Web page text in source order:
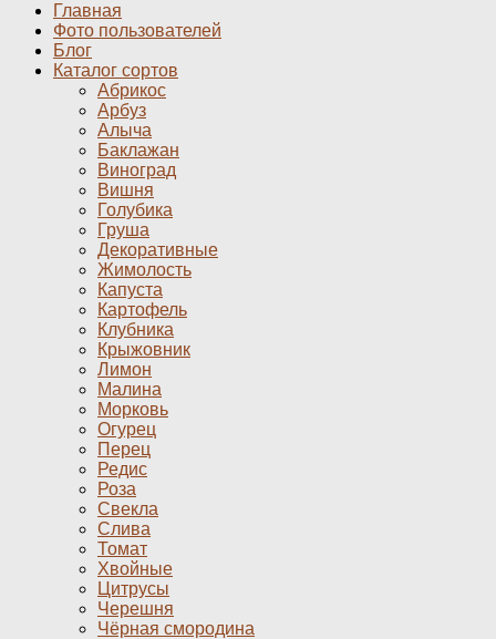
Главная
Фото пользователей
Блог
Каталог сортов
Абрикос
Арбуз
Алыча
Баклажан
Виноград
Вишня
Голубика
Груша
Декоративные
Жимолость
Капуста
Картофель
Клубника
Крыжовник
Лимон
Малина
Морковь
Огурец
Перец
Редис
Роза
Свекла
Слива
Томат
Хвойные
Цитрусы
Черешня
Чёрная смородина